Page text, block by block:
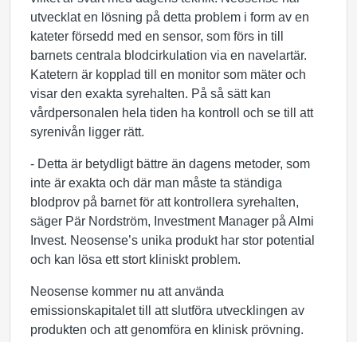
utvecklat en lösning på detta problem i form av en
kateter försedd med en sensor, som förs in till
barnets centrala blodcirkulation via en navelartär.
Katetern är kopplad till en monitor som mäter och
visar den exakta syrehalten. På så sätt kan
vårdpersonalen hela tiden ha kontroll och se till att
syrenivån ligger rätt.
- Detta är betydligt bättre än dagens metoder, som
inte är exakta och där man måste ta ständiga
blodprov på barnet för att kontrollera syrehalten,
säger Pär Nordström, Investment Manager på Almi
Invest. Neosense’s unika produkt har stor potential
och kan lösa ett stort kliniskt problem.
Neosense kommer nu att använda
emissionskapitalet till att slutföra utvecklingen av
produkten och att genomföra en klinisk prövning.